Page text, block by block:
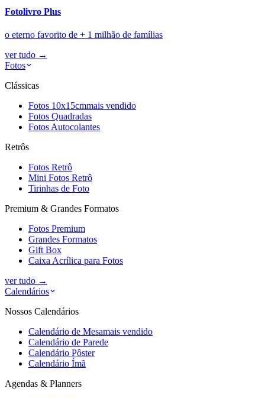
Fotolivro Plus
o eterno favorito de + 1 milhão de famílias
ver tudo →
Fotos
Clássicas
Fotos 10x15cmmais vendido
Fotos Quadradas
Fotos Autocolantes
Retrôs
Fotos Retrô
Mini Fotos Retrô
Tirinhas de Foto
Premium & Grandes Formatos
Fotos Premium
Grandes Formatos
Gift Box
Caixa Acrílica para Fotos
ver tudo →
Calendários
Nossos Calendários
Calendário de Mesamais vendido
Calendário de Parede
Calendário Pôster
Calendário Ímã
Agendas & Planners